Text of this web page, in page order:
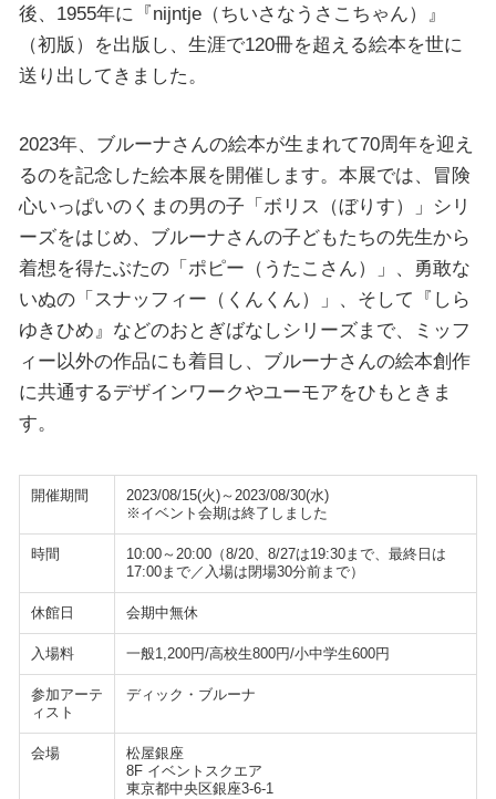
後、1955年に『nijntje（ちいさなうさこちゃん）』
（初版）を出版し、生涯で120冊を超える絵本を世に
送り出してきました。
2023年、ブルーナさんの絵本が生まれて70周年を迎え
るのを記念した絵本展を開催します。本展では、冒険
心いっぱいのくまの男の子「ボリス（ぼりす）」シリ
ーズをはじめ、ブルーナさんの子どもたちの先生から
着想を得たぶたの「ポピー（うたこさん）」、勇敢な
いぬの「スナッフィー（くんくん）」、そして『しら
ゆきひめ』などのおとぎばなしシリーズまで、ミッフ
ィー以外の作品にも着目し、ブルーナさんの絵本創作
に共通するデザインワークやユーモアをひもときま
す。
開催期間
2023/08/15(火)～2023/08/30(水)
※イベント会期は終了しました
時間
10:00～20:00（8/20、8/27は19:30まで、最終日は
17:00まで／入場は閉場30分前まで）
休館日 会期中無休
入場料 一般1,200円/高校生800円/小中学生600円
参加アーテ
ィスト
ディック・ブルーナ
会場
松屋銀座
8F イベントスクエア
東京都中央区銀座3-6-1